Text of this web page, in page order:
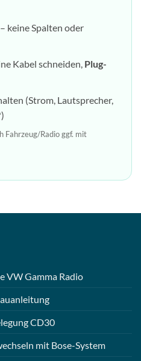
keine Spalten oder
Kabel schneiden, Plug-
(Strom, Lautsprecher,
Fahrzeug/Radio ggf. mit
VW Gamma Radio
CD30
mit Bose-System